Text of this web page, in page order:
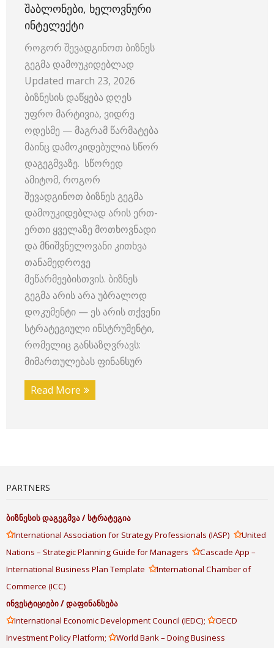
ᲨᲐᲑᲚᲝᲜᲔᲑᲘ, ᲮᲔᲚᲝᲕᲜᲣᲠᲘ
ᲘᲜᲢᲔᲚᲔᲥᲢᲘ
როგორ შევადგინოთ ბიზნეს
გეგმა დამოუკიდებლად
Updated march 23, 2026
ბიზნესის დაწყება დღეს
უფრო მარტივია, ვიდრე
ოდესმე — მაგრამ წარმატება
მაინც დამოკიდებულია სწორ
დაგეგმვაზე. სწორედ
ამიტომ, როგორ
შევადგინოთ ბიზნეს გეგმა
დამოუკიდებლად არის ერთ-
ერთი ყველაზე მოთხოვნადი
და მნიშვნელოვანი კითხვა
თანამედროვე
მეწარმეებისთვის. ბიზნეს
გეგმა არის არა უბრალოდ
დოკუმენტი — ეს არის თქვენი
სტრატეგიული ინსტრუმენტი,
რომელიც განსაზღვრავს:
მიმართულებას ფინანსურ
Read More
PARTNERS
ბიზნესისდაგეგმვა/სტრატეგია
✩International Association for Strategy Professionals (IASP) ✩United
Nations – Strategic Planning Guide for Managers ✩Cascade App –
International Business Plan Template ✩International Chamber of
Commerce (ICC)
ინვესტიციები/დაფინანსება
✩International Economic Development Council (IEDC); ✩OECD
Investment Policy Platform; ✩World Bank – Doing Business